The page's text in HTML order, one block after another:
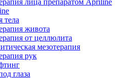
лица препаратом Apriline
тела
живота
от целлюлита
мезотерапия
рук
глаза